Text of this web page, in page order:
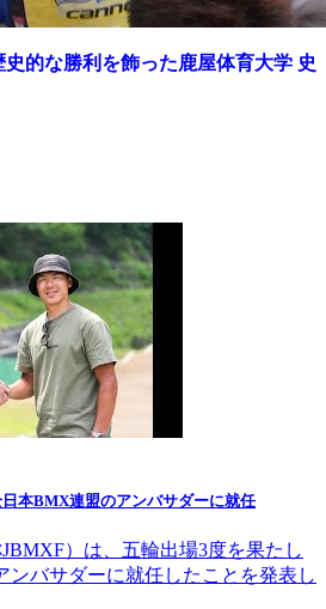
的な勝利を飾った鹿屋体育大学 史
本BMX連盟のアンバサダーに就任
）は、五輪出場3度を果たし
ンバサダーに就任したことを発表し